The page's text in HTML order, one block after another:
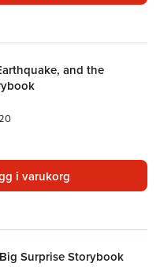
and the
i varukorg
Surprise Storybook